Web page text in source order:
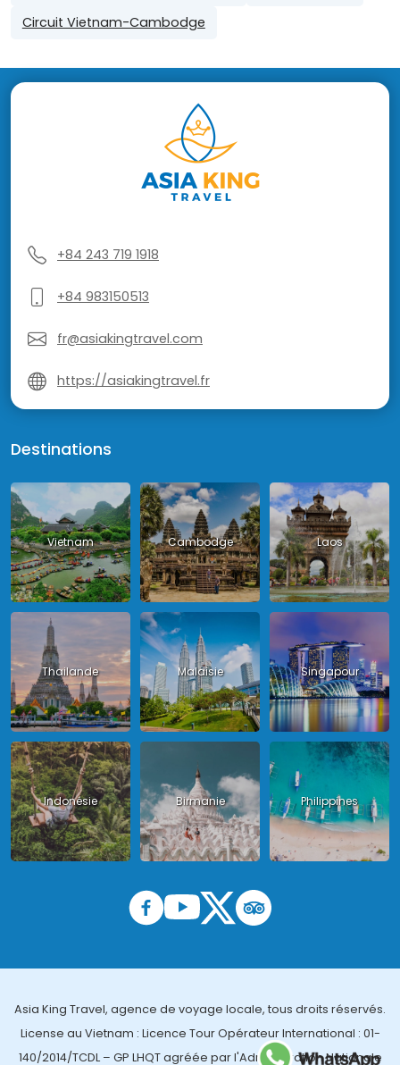
Circuit Vietnam-Cambodge
+84 243 719 1918
+84 983150513
fr@asiakingtravel.com
https://asiakingtravel.fr
Destinations
Vietnam Cambodge Laos
Thailande Malaisie Singapour
Indonésie Birmanie Philippines
Asia King Travel, agence de voyage locale, tous droits réservés.
License au Vietnam : Licence Tour Opérateur International : 01-
140/2014/TCDL – GP LHQT agréée par l'Administration Nationale